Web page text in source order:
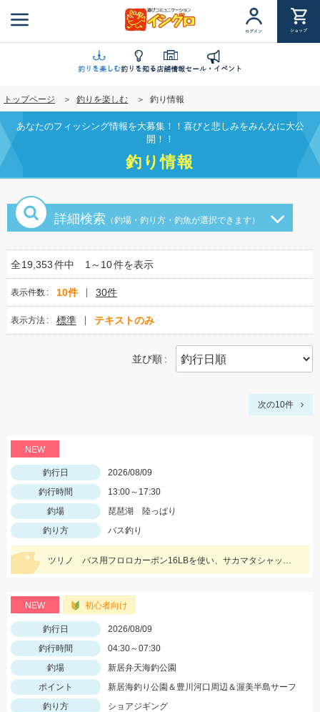
ン
に
移
動
ログイン ショップ
釣りを楽しむ釣りを知る店舗情報セール・イベント
トップページ 釣りを楽しむ 釣り情報
あなたのフィッシング情報を大募集！！喜びと悲しみをみんなに大公
開！！
釣り情報
詳細検索 （釣場・釣り方・釣魚が選択できます）
全19,353件中 1～10件を表示
表示件数 10件 30件
表示方法 標準 テキストのみ
並び順
次の10件
NEW
釣行日
2026/08/09
釣行時間
13:00～17:30
釣場
琵琶湖 陸っぱり
釣り方
バス釣り
ツリノ バス用フロロカーボン16LBを使い、サカマタシャッド6インチノーシンカージャークで50cmジャストをキャッチ!!夕マズメはデカいワームが効きます♪
NEW 初心者向け
釣行日
2026/08/09
釣行時間
04:30～07:30
釣場
新居弁天海釣公園
ポイント
新居海釣り公園＆豊川河口周辺＆渥美半島サーフ
釣り方
ショアジギング